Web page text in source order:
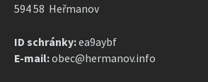
594 58 Heřmanov
ID schránky:ea9aybf
E-mail:obec@hermanov.info